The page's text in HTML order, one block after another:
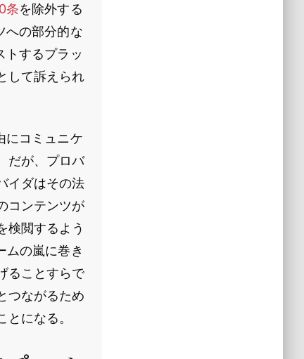
条を除外する
への部分的な
トするプラッ
して訴えられ
にコミュニケ
だが、プロバ
イダはその法
コンテンツが
検閲するよう
ムの嵐に巻き
ることすらで
つながるため
になる。